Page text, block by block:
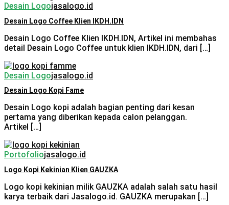
Desain Logojasalogo.id
Desain Logo Coffee Klien IKDH.IDN
Desain Logo Coffee Klien IKDH.IDN, Artikel ini membahas
detail Desain Logo Coffee untuk klien IKDH.IDN, dari […]
Desain Logojasalogo.id
Desain Logo Kopi Fame
Desain Logo kopi adalah bagian penting dari kesan
pertama yang diberikan kepada calon pelanggan.
Artikel […]
Portofoliojasalogo.id
Logo Kopi Kekinian Klien GAUZKA
Logo kopi kekinian milik GAUZKA adalah salah satu hasil
karya terbaik dari Jasalogo.id. GAUZKA merupakan […]